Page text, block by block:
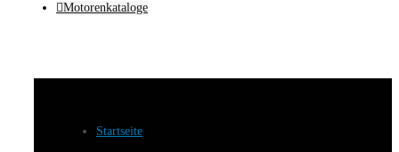
Motorenkataloge
Startseite